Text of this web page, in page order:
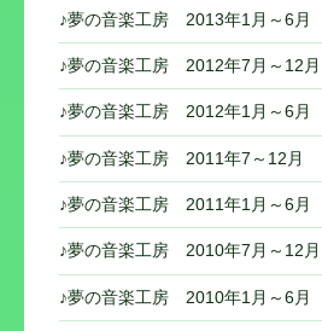
♪夢の音楽工房 2013年1月～6月
♪夢の音楽工房 2012年7月～12月
♪夢の音楽工房 2012年1月～6月
♪夢の音楽工房 2011年7～12月
♪夢の音楽工房 2011年1月～6月
♪夢の音楽工房 2010年7月～12月
♪夢の音楽工房 2010年1月～6月